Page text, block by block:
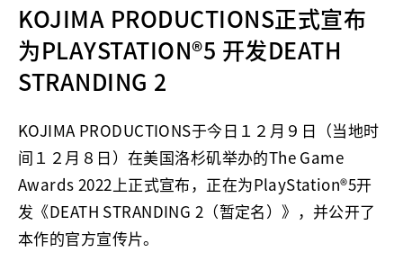
KOJIMA PRODUCTIONS正式宣布
为PLAYSTATION®5 开发DEATH
STRANDING 2
KOJIMA PRODUCTIONS于今日１２月９日（当地时
间１２月８日）在美国洛杉矶举办的The Game
Awards 2022上正式宣布，正在为PlayStation®5开
发《DEATH STRANDING 2（暂定名）》，并公开了
本作的官方宣传片。